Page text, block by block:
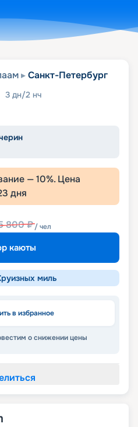
Санкт-Петербург
3 дн/2 нч
—10%. Цена
дня
800₽/ чел
каюты
миль
в избранное
о снижении цены